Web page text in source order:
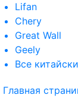
Lifan
Chery
Great Wall
Geely
Все
Главная